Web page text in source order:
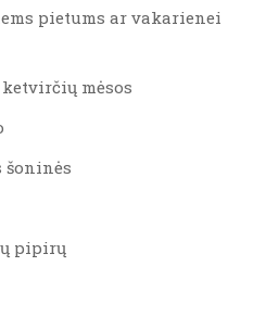
pietums ar vakarienei
mėsos
pipirų